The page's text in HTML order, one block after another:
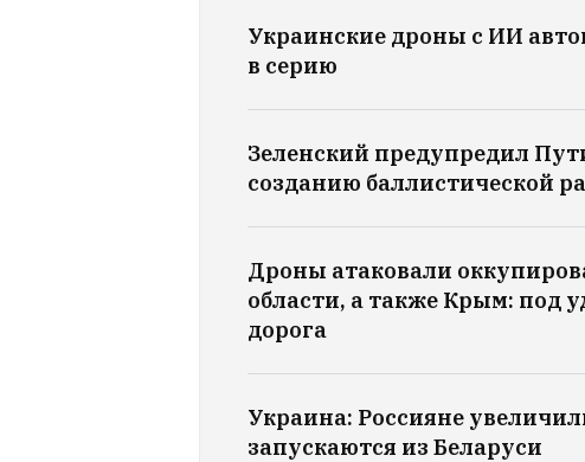
Украинские дроны с ИИ
в серию
Зеленский предупредил
созданию баллистической
Дроны атаковали
области, а также Крым: под
дорога
Украина: Россияне
запускаются из Беларуси